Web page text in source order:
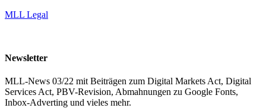
MLL Legal
Newsletter
MLL-News 03/22 mit Beiträgen zum Digital Markets Act, Digital
Services Act, PBV-Revision, Abmahnungen zu Google Fonts,
Inbox-Adverting und vieles mehr.